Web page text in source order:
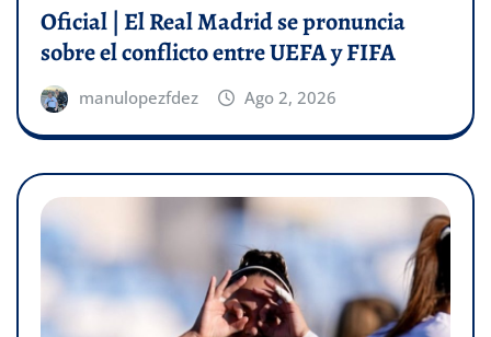
Oficial | El Real Madrid se pronuncia
sobre el conflicto entre UEFA y FIFA
manulopezfdez Ago 2, 2026